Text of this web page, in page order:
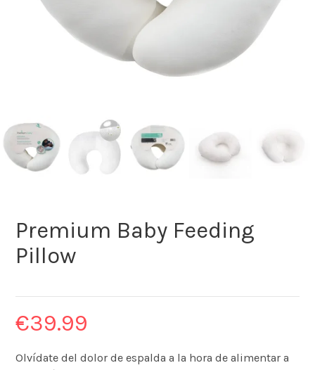
Premium Baby Feeding
Pillow
€39.99
Olvídate del dolor de espalda a la hora de alimentar a